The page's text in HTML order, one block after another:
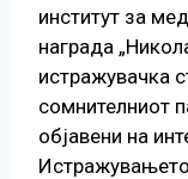
институт за
награда
истражувачка
сомнителниот
објавени на